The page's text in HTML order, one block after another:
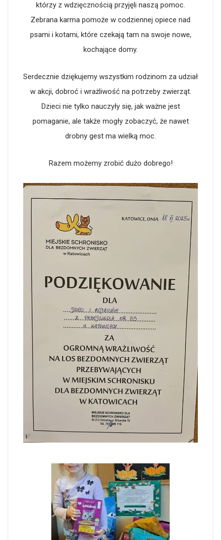
którzy z wdzięcznością przyjęli naszą pomoc.
Zebrana karma pomoże w codziennej opiece nad
psami i kotami, które czekają tam na swoje nowe,
kochające domy.
Serdecznie dziękujemy wszystkim rodzinom za udział
w akcji, dobroć i wrażliwość na potrzeby zwierząt.
Dzieci nie tylko nauczyły się, jak ważne jest
pomaganie, ale także mogły zobaczyć, że nawet
drobny gest ma wielką moc.
Razem możemy zrobić dużo dobrego!